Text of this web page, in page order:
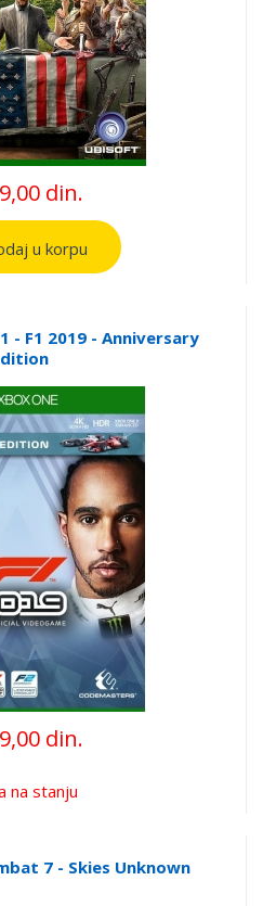
din.
u korpu
- F1 2019 - Anniversary
din.
na stanju
7 - Skies Unknown